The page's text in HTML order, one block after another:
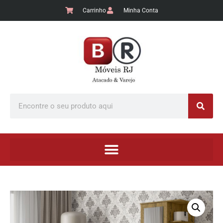
Carrinho Minha Conta